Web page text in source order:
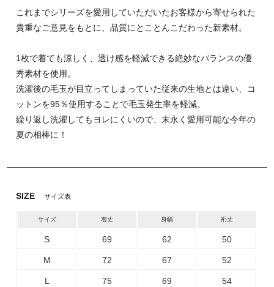
これまでシリーズを愛用していただいたお客様から寄せられた
貴重なご意見をもとに、品質にとことんこだわった新素材。
1枚で着ても涼しく、透け感を軽減できる絶妙なバランスの優
秀素材を使用。
洗濯後の毛玉が目立ってしまっていた従来の生地とは違い、コ
ットンを95％使用することで毛玉発生率を軽減。
繰り返し洗濯してもヨレにくいので、末永く愛用可能な今年の
夏の相棒に！
SIZE サイズ表
サイズ 着丈 身幅 裄丈
S 69 62 50
M 72 67 52
L 75 69 54